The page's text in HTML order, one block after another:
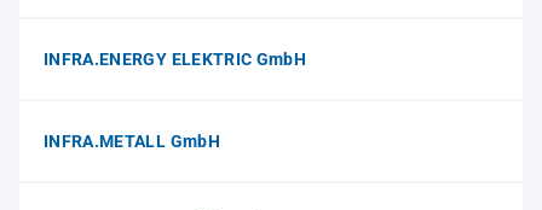
INFRA.ENERGY ELEKTRIC GmbH
INFRA.METALL GmbH